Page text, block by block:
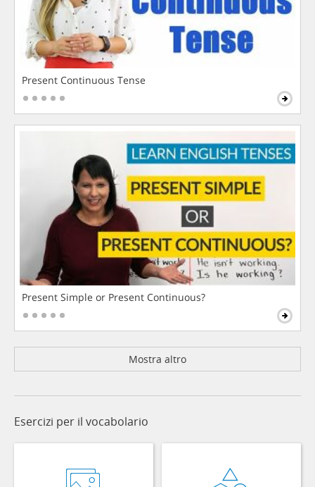
Present Continuous Tense
Present Simple or Present Continuous?
Mostra altro
Esercizi per il vocabolario